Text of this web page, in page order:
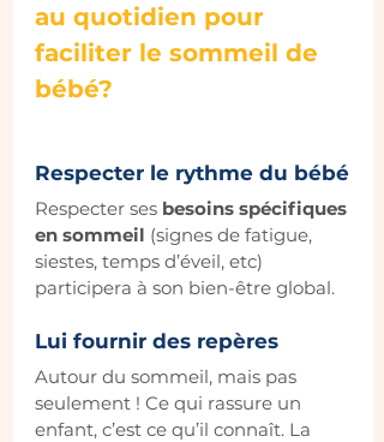
au quotidien pour
faciliter le sommeil de
bébé?
Respecter le rythme du bébé
Respecter ses besoins spécifiques
en sommeil (signes de fatigue,
siestes, temps d’éveil, etc)
participera à son bien-être global.
Lui fournir des repères
Autour du sommeil, mais pas
seulement ! Ce qui rassure un
enfant, c’est ce qu’il connaît. La